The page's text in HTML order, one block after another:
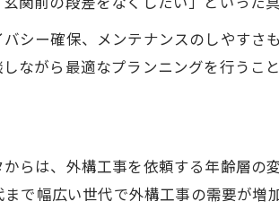
シー確保、メンテナンスのしやすさ
ながら最適なプランニングを行うこと
らは、外構工事を依頼する年齢層の
で幅広い世代で外構工事の需要が増